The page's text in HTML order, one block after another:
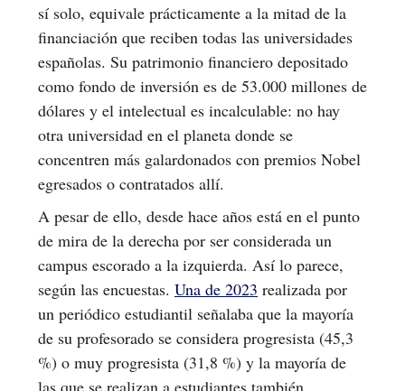
sí solo, equivale prácticamente a la mitad de la
financiación que reciben todas las universidades
españolas. Su patrimonio financiero depositado
como fondo de inversión es de 53.000 millones de
dólares y el intelectual es incalculable: no hay
otra universidad en el planeta donde se
concentren más galardonados con premios Nobel
egresados o contratados allí.
A pesar de ello, desde hace años está en el punto
de mira de la derecha por ser considerada un
campus escorado a la izquierda. Así lo parece,
según las encuestas. Una de 2023 realizada por
un periódico estudiantil señalaba que la mayoría
de su profesorado se considera progresista (45,3
%) o muy progresista (31,8 %) y la mayoría de
las que se realizan a estudiantes también